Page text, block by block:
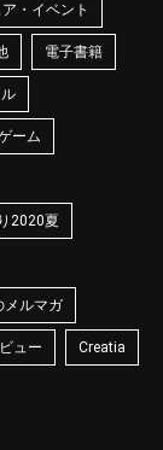
・イベント
電子書籍
ーム
2020夏
メルマガ
ュー Creatia